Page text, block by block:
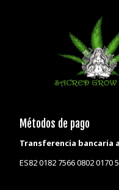
Métodos de pago
Transferencia bancaria
ES82 0182 7566 0802 0170